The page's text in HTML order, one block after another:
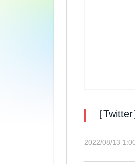
［
2022/08/13